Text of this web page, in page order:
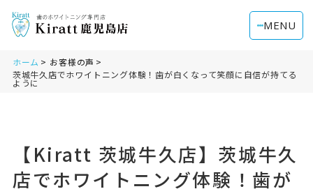
MENU
ホーム
お客様の声
茨城牛久店でホワイトニング体験！歯が白くなって笑顔に自信が持てる
ように
【Kiratt 茨城牛久店】茨城牛久
店でホワイトニング体験！歯が